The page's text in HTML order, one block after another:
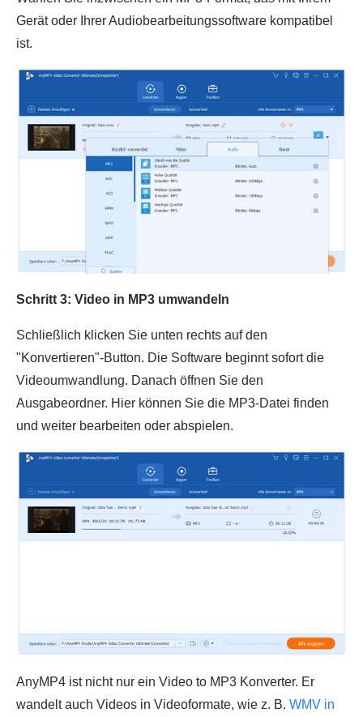
Gerät oder Ihrer Audiobearbeitungssoftware kompatibel
ist.
Schritt 3: Video in MP3 umwandeln
Schließlich klicken Sie unten rechts auf den
"Konvertieren"-Button. Die Software beginnt sofort die
Videoumwandlung. Danach öffnen Sie den
Ausgabeordner. Hier können Sie die MP3-Datei finden
und weiter bearbeiten oder abspielen.
AnyMP4 ist nicht nur ein Video to MP3 Konverter. Er
wandelt auch Videos in Videoformate, wie z. B. WMV in